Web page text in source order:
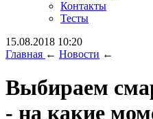
Контакты
Тесты
15.08.2018 10:20
Главная ← Новости ←
Выбираем
- на какие